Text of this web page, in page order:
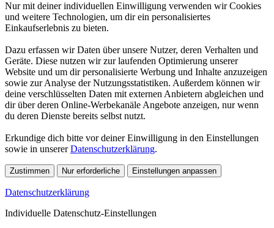
Nur mit deiner individuellen Einwilligung verwenden wir Cookies
und weitere Technologien, um dir ein personalisiertes
Einkaufserlebnis zu bieten.
Dazu erfassen wir Daten über unsere Nutzer, deren Verhalten und
Geräte. Diese nutzen wir zur laufenden Optimierung unserer
Website und um dir personalisierte Werbung und Inhalte anzuzeigen
sowie zur Analyse der Nutzungsstatistiken. Außerdem können wir
deine verschlüsselten Daten mit externen Anbietern abgleichen und
dir über deren Online-Werbekanäle Angebote anzeigen, nur wenn
du deren Dienste bereits selbst nutzt.
Erkundige dich bitte vor deiner Einwilligung in den Einstellungen
sowie in unsererDatenschutzerklärung.
Zustimmen Nur erforderliche Einstellungen anpassen
Datenschutzerklärung
Individuelle Datenschutz-Einstellungen